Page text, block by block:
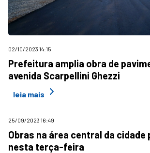
02/10/2023 14:15
Prefeitura amplia obra de
avenida Scarpellini Ghezzi
leia mais
25/09/2023 16:49
Obras na área central da cidade
nesta terça-feira